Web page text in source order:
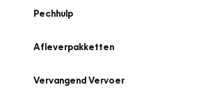
Pechhulp
Afleverpakketten
Vervangend Vervoer